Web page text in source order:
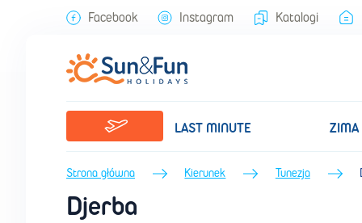
Facebook Instagram Katalogi
LAST MINUTE
Strona główna Kierunek Tunezja
Djerba